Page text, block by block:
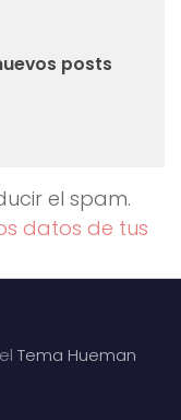
posts
el spam.
datos de tus
Tema Hueman